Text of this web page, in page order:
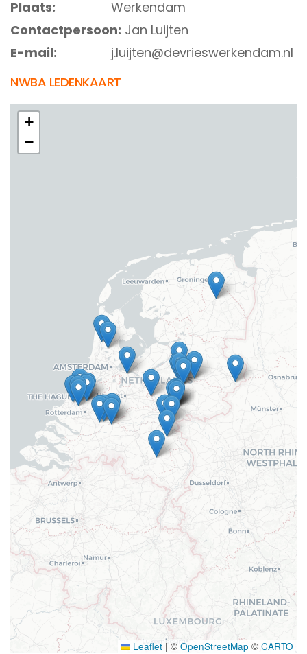
Plaats:
Werkendam
Contactpersoon: Jan Luijten
E-mail:
j.luijten@devrieswerkendam.nl
NWBA LEDENKAART
+
−
Leaflet | © OpenStreetMap © CARTO